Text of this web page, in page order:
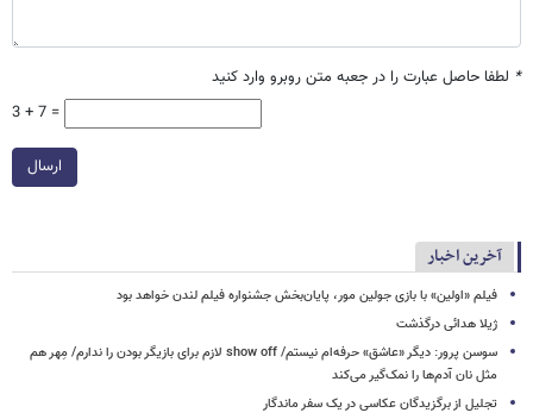
* لطفا حاصل عبارت را در جعبه متن روبرو وارد کنید
3 + 7 =
ارسال
آخرین اخبار
فیلم «اولین» با بازی جولین مور، پایان‌بخش جشنواره فیلم لندن خواهد بود
ژیلا هدائی درگذشت
سوسن پرور: دیگر «عاشق» حرفه‌ام نیستم/ show off لازم برای بازیگر بودن را ندارم/ مِهر هم
مثل نان آدم‌ها را نمک‌گیر می‌کند
تجلیل از برگزیدگان عکاسی در یک سفر ماندگار